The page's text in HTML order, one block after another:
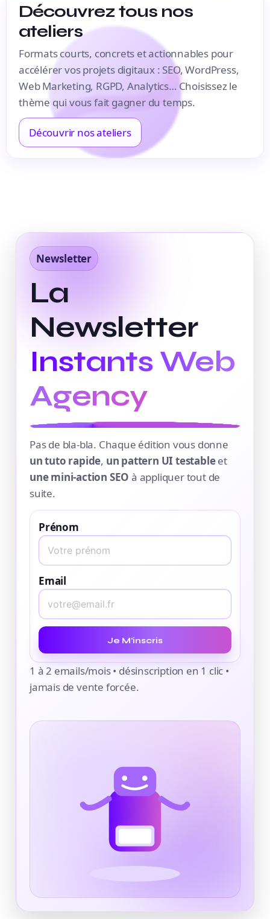
Découvrez tous nos
ateliers
Formats courts, concrets et actionnables pour
accélérer vos projets digitaux : SEO, WordPress,
Web Marketing, RGPD, Analytics… Choisissez le
thème qui vous fait gagner du temps.
Découvrir nos ateliers
Newsletter
La
Newsletter
Instants Web
Agency
Pas de bla-bla. Chaque édition vous donne
un tuto rapide, un pattern UI testableet
une mini-action SEO à appliquer tout de
suite.
Prénom
Email
Je M’inscris
1 à 2 emails/mois • désinscription en 1 clic •
jamais de vente forcée.